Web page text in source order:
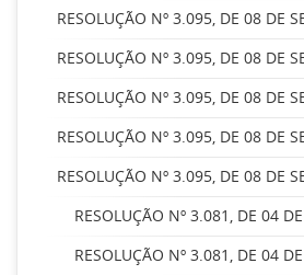
RESOLUÇÃO Nº 3.095, DE 08 DE
RESOLUÇÃO Nº 3.095, DE 08 DE
RESOLUÇÃO Nº 3.095, DE 08 DE
RESOLUÇÃO Nº 3.095, DE 08 DE
RESOLUÇÃO Nº 3.095, DE 08 DE
RESOLUÇÃO Nº 3.081, DE 04
RESOLUÇÃO Nº 3.081, DE 04